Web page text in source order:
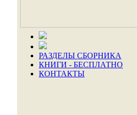
РАЗДЕЛЫ СБОРНИКА
КНИГИ - БЕСПЛАТНО
КОНТАКТЫ